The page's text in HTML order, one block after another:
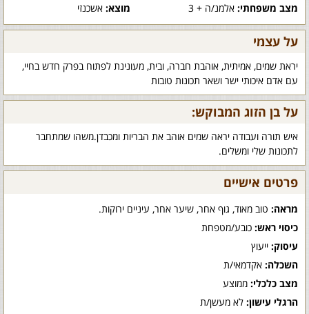
מצב משפחתי: אלמנ/ה + 3 מוצא:אשכנזי
על עצמי
יראת שמים, אמיתית, אוהבת חברה, ובית, מעונינת לפתוח בפרק חדש בחיי,
עם אדם איכותי ישר ושאר תכונות טובות
על בן הזוג המבוקש:
איש תורה ועבודה יראה שמים אוהב את הבריות ומכבדן.משהו שמתחבר
לתכונות שלי ומשלים.
פרטים אישיים
מראה: טוב מאוד, גוף אחר, שיער אחר, עיניים ירוקות.
כיסוי ראש: כובע/מטפחת
עיסוק: ייעוץ
השכלה: אקדמאי/ת
מצב כלכלי: ממוצע
הרגלי עישון: לא מעשן/ת